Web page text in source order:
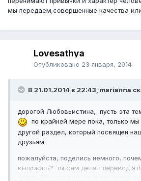
мы передаем,совершенные качества
Lovesathya
Опубликовано 23 января, 2014
В 21.01.2014 в 22:43, marianna
дорогой Любовьистина, пусть эта
по крайней мере пока, только
другой раздел, который посвящен
друзьям
пожалуйста, поделись немного,
выложить? ты сам делал перевод